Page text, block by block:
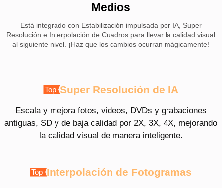
Medios
Está integrado con Estabilización impulsada por IA, Super
Resolución e Interpolación de Cuadros para llevar la calidad visual
al siguiente nivel. ¡Haz que los cambios ocurran mágicamente!
Super Resolución de IA
Escala y mejora fotos, videos, DVDs y grabaciones
antiguas, SD y de baja calidad por 2X, 3X, 4X, mejorando
la calidad visual de manera inteligente.
Interpolación de Fotogramas